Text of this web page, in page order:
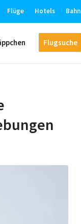
Flüge Hotels Bahn
Flugsuche